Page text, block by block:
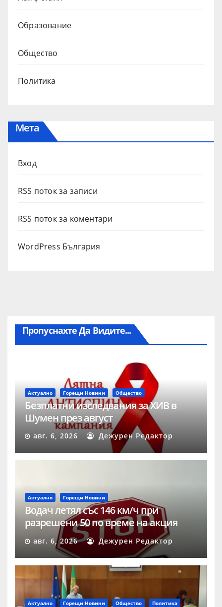
Образование
Общество
Политика
Мета
Вход
RSS поток за записи
RSS поток за коментари
WordPress България
Пропуснахте Да Видите...
Актуално Горещи Новини Общество
Безплатни изследвания за ХИВ в
Шумен през август
авг. 6, 2026 Дежурен Редактор
Актуално Горещи Новини
Водач летял със 146 км/ч при
разрешени 50 по време на акция
„Скорост“ в Шумен
авг. 6, 2026 Дежурен Редактор
Актуално Горещи Новини Общество Политика